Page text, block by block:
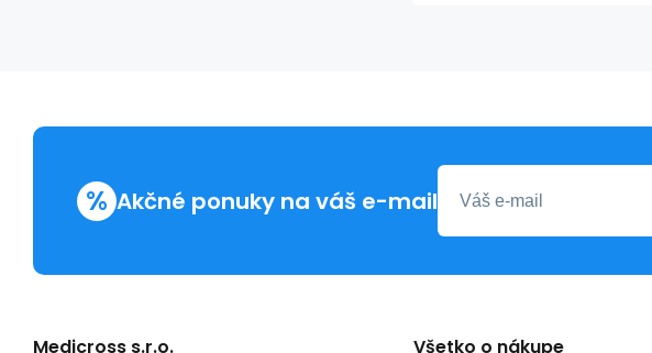
% Akčné ponuky na váš e-mail
Medicross s.r.o. Všetko o nákupe